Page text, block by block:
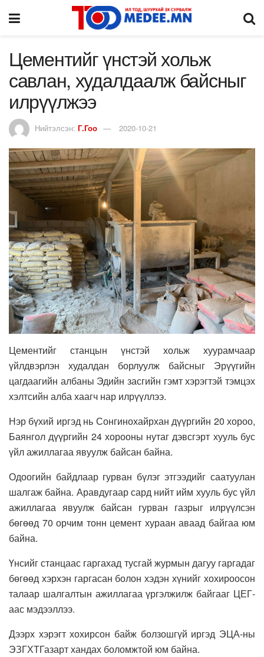
Цементийг үнстэй хольж
савлан, худалдаалж байсныг
илрүүлжээ
Нийтэлсэн: Г.Гоо 2020-10-21
Цементийг станцын үнстэй хольж хуурамчаар
үйлдвэрлэн худалдан борлуулж байсныг Эрүүгийн
цагдаагийн албаны Эдийн засгийн гэмт хэрэгтэй тэмцэх
хэлтсийн алба хаагч нар илрүүллээ.
Нэр бүхий иргэд нь Сонгинохайрхан дүүргийн 20 хороо,
Баянгол дүүргийн 24 хорооны нутаг дэвсгэрт хууль бус
үйл ажиллагаа явуулж байсан байна.
Одоогийн байдлаар гурван бүлэг этгээдийг саатуулан
шалгаж байна. Аравдугаар сард нийт ийм хууль бус үйл
ажиллагаа явуулж байсан гурван газрыг илрүүлсэн
бөгөөд 70 орчим тонн цемент хураан аваад байгаа юм
байна.
Үнсийг станцаас гаргахад тусгай журмын дагуу гаргадаг
бөгөөд хэрхэн гаргасан болон хэдэн хүнийг хохироосон
талаар шалгалтын ажиллагаа үргэлжилж байгааг ЦЕГ-
аас мэдээллээ.
Дээрх хэрэгт хохирсон байж болзошгүй иргэд ЭЦА-ны
ЭЗГХТГазарт хандах боломжтой юм байна.